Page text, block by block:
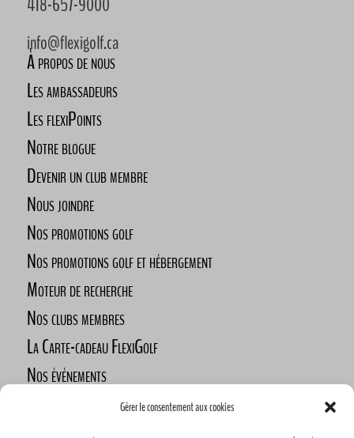
Gérer le consentement aux cookies
info@flexigolf.ca
À propos de nous
Les ambassadeurs
Les flexiPoints
Notre blogue
Devenir un club membre
Nous joindre
Nos promotions golf
Nos promotions golf et hébergement
Moteur de recherche
Nos clubs membres
La Carte-cadeau FlexiGolf
Nos événements
Défi des golfeurs nomades
Nos commanditaires